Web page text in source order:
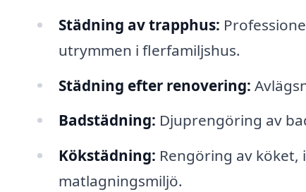
Städning av trapphus:
utrymmen i flerfamiljshus.
Städning efter renovering:
Badstädning: Djuprengöring av
Kökstädning: Rengöring av
matlagningsmiljö.